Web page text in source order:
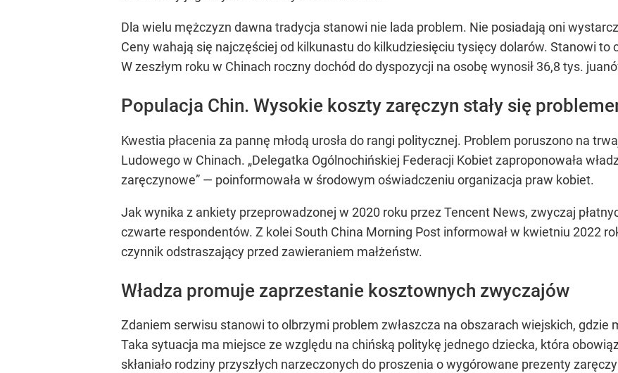
Dla wielu mężczyzn dawna tradycja stanowi nie lada problem. Nie posiadają oni
Ceny wahają się najczęściej od kilkunastu do kilkudziesięciu tysięcy dolarów. Stanowi
W zeszłym roku w Chinach roczny dochód do dyspozycji na osobę wynosił 36,8 tys.
Populacja Chin. Wysokie koszty zaręczyn stały się
Kwestia płacenia za pannę młodą urosła do rangi politycznej. Problem poruszono na
Ludowego w Chinach. „Delegatka Ogólnochińskiej Federacji Kobiet zaproponowała
zaręczynowe” — poinformowała w środowym oświadczeniu organizacja praw kobiet.
Jak wynika z ankiety przeprowadzonej w 2020 roku przez Tencent News, zwyczaj
czwarte respondentów. Z kolei South China Morning Post informował w kwietniu 2022
czynnik odstraszający przed zawieraniem małżeństw.
Władza promuje zaprzestanie kosztownych zwyczajów
Zdaniem serwisu stanowi to olbrzymi problem zwłaszcza na obszarach wiejskich, gdzie
Taka sytuacja ma miejsce ze względu na chińską politykę jednego dziecka, która
skłaniało rodziny przyszłych narzeczonych do proszenia o wygórowane prezenty